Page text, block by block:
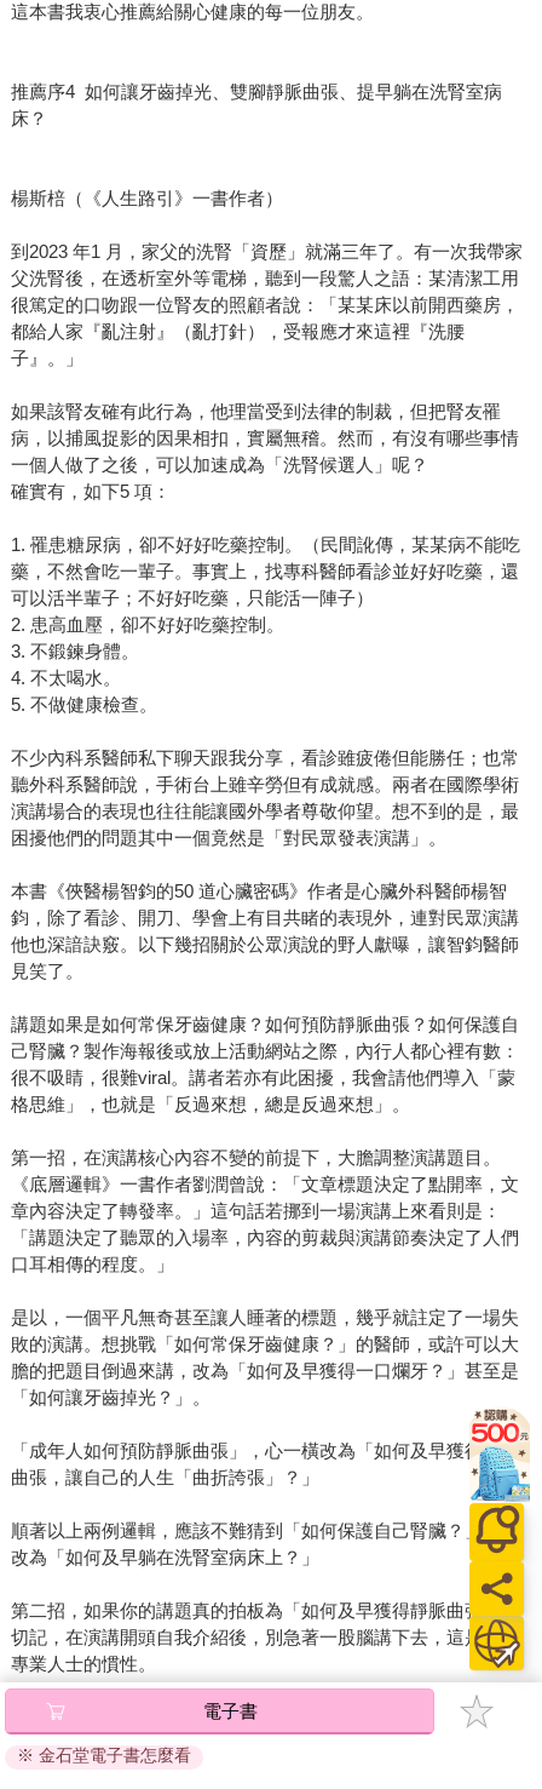
這本書我衷心推薦給關心健康的每一位朋友。
推薦序4 如何讓牙齒掉光、雙腳靜脈曲張、提早躺在洗腎室病
床？
楊斯棓（《人生路引》一書作者）
到2023 年1 月，家父的洗腎「資歷」就滿三年了。有一次我帶家
父洗腎後，在透析室外等電梯，聽到一段驚人之語：某清潔工用
很篤定的口吻跟一位腎友的照顧者說：「某某床以前開西藥房，
都給人家『亂注射』（亂打針），受報應才來這裡『洗腰
子』。」
如果該腎友確有此行為，他理當受到法律的制裁，但把腎友罹
病，以捕風捉影的因果相扣，實屬無稽。然而，有沒有哪些事情
一個人做了之後，可以加速成為「洗腎候選人」呢？
確實有，如下5 項：
1. 罹患糖尿病，卻不好好吃藥控制。（民間訛傳，某某病不能吃
藥，不然會吃一輩子。事實上，找專科醫師看診並好好吃藥，還
可以活半輩子；不好好吃藥，只能活一陣子）
2. 患高血壓，卻不好好吃藥控制。
3. 不鍛鍊身體。
4. 不太喝水。
5. 不做健康檢查。
不少內科系醫師私下聊天跟我分享，看診雖疲倦但能勝任；也常
聽外科系醫師說，手術台上雖辛勞但有成就感。兩者在國際學術
演講場合的表現也往往能讓國外學者尊敬仰望。想不到的是，最
困擾他們的問題其中一個竟然是「對民眾發表演講」。
本書《俠醫楊智鈞的50 道心臟密碼》作者是心臟外科醫師楊智
鈞，除了看診、開刀、學會上有目共睹的表現外，連對民眾演講
他也深諳訣竅。以下幾招關於公眾演說的野人獻曝，讓智鈞醫師
見笑了。
講題如果是如何常保牙齒健康？如何預防靜脈曲張？如何保護自
己腎臟？製作海報後或放上活動網站之際，內行人都心裡有數：
很不吸睛，很難viral。講者若亦有此困擾，我會請他們導入「蒙
格思維」，也就是「反過來想，總是反過來想」。
第一招，在演講核心內容不變的前提下，大膽調整演講題目。
《底層邏輯》一書作者劉潤曾說：「文章標題決定了點開率，文
章內容決定了轉發率。」這句話若挪到一場演講上來看則是：
「講題決定了聽眾的入場率，內容的剪裁與演講節奏決定了人們
口耳相傳的程度。」
是以，一個平凡無奇甚至讓人睡著的標題，幾乎就註定了一場失
敗的演講。想挑戰「如何常保牙齒健康？」的醫師，或許可以大
膽的把題目倒過來講，改為「如何及早獲得一口爛牙？」甚至是
「如何讓牙齒掉光？」。
「成年人如何預防靜脈曲張」，心一橫改為「如何及早獲得靜脈
曲張，讓自己的人生「曲折誇張」？」
順著以上兩例邏輯，應該不難猜到「如何保護自己腎臟？」就可
改為「如何及早躺在洗腎室病床上？」
第二招，如果你的講題真的拍板為「如何及早獲得靜脈曲張」，
切記，在演講開頭自我介紹後，別急著一股腦講下去，這是許多
專業人士的慣性。
試想，面對「如何及早獲得靜脈曲張？」這樣的講題，聽眾難道
毫無想法，毫無切身經驗或是照顧家人的經驗得以分享？
電子書
※ 金石堂電子書怎麼看